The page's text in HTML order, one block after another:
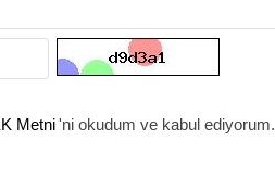
Metni'ni okudum ve kabul ediyorum.